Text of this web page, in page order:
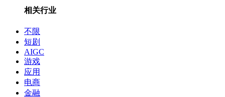
相关行业
不限
短剧
AIGC
游戏
应用
电商
金融